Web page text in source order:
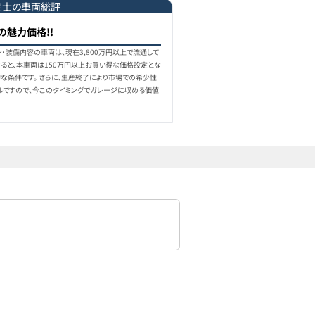
の車両総評
魅力価格!!
・装備内容の車両は、現在3,800万円以上で流通して
ると、本車両は150万円以上お買い得な価格設定とな
条件です。 さらに、生産終了により市場での希少性
すので、今このタイミングでガレージに収める価値